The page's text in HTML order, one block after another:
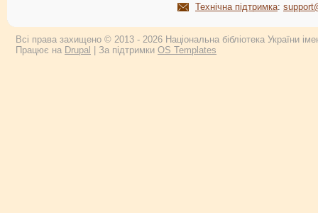
Технічна підтримка:
Всі права захищено © 2013 - 2026 Національна бібліотека України
Працює на Drupal | За підтримки OS Templates